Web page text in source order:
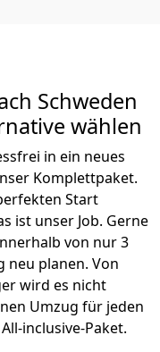
Schweden
wählen
in ein neues
Komplettpaket.
Start
ist unser Job. Gerne
von nur3
neu planen. Von
wird es nicht
Umzug für jeden
inclusive-Paket.